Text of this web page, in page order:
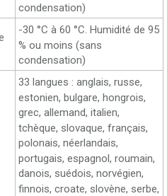
condensation)
-30 °C à 60 °C. Humidité de 95
% ou moins (sans
condensation)
33 langues : anglais, russe,
estonien, bulgare, hongrois,
grec, allemand, italien,
tchèque, slovaque, français,
polonais, néerlandais,
portugais, espagnol, roumain,
danois, suédois, norvégien,
finnois, croate, slovène, serbe,